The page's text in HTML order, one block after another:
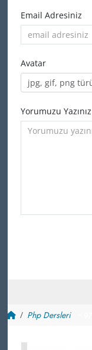
Email Adresiniz
Avatar
jpg, gif, png
Yorumuzu Yazınız
Php Dersleri